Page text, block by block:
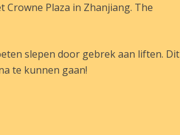
Plaza in Zhanjiang. The
slepen door gebrek aan liften. Dit
te kunnen gaan!